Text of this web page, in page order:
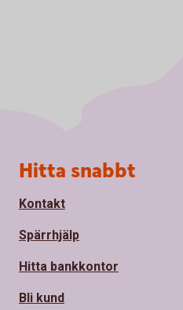
Sidfot
Hitta snabbt
Kontakt
Spärrhjälp
Hitta bankkontor
Bli kund